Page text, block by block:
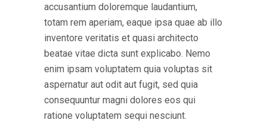
accusantium doloremque laudantium,
totam rem aperiam, eaque ipsa quae ab illo
inventore veritatis et quasi architecto
beatae vitae dicta sunt explicabo. Nemo
enim ipsam voluptatem quia voluptas sit
aspernatur aut odit aut fugit, sed quia
consequuntur magni dolores eos qui
ratione voluptatem sequi nesciunt.